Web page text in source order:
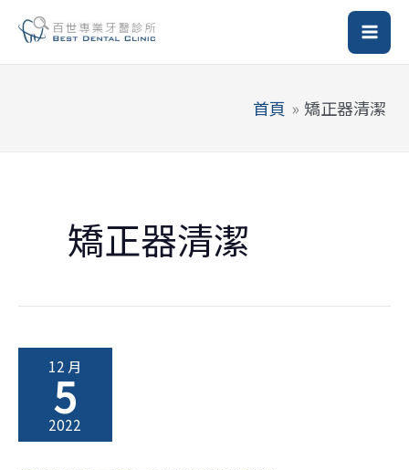
主
首頁 矯正器清潔
矯正器清潔
12 月
5
2022